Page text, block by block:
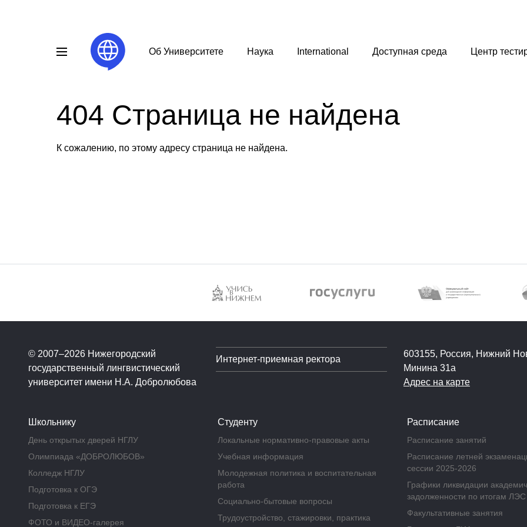
Об Университете Наука International Доступная среда Центр
404 Страница не найдена
К сожалению, по этому адресу страница не найдена.
© 2007–2026 Нижегородский
государственный лингвистический
университет имени Н.А. Добролюбова
Интернет-приемная ректора
603155, Россия, Нижний
Минина 31а
Адрес на карте
Школьнику
День открытых дверей НГЛУ
Олимпиада «ДОБРОЛЮБОВ»
Колледж НГЛУ
Подготовка к ОГЭ
Подготовка к ЕГЭ
ФОТО и ВИДЕО-галерея
Студенту
Локальные нормативно-правовые акты
Учебная информация
Молодежная политика и воспитательная
работа
Социально-бытовые вопросы
Трудоустройство, стажировки, практика
Расписание
Расписание занятий
Расписание летней
сессии 2025-2026
Графики ликвидации
задолженности по итогам
Факультативные занятия